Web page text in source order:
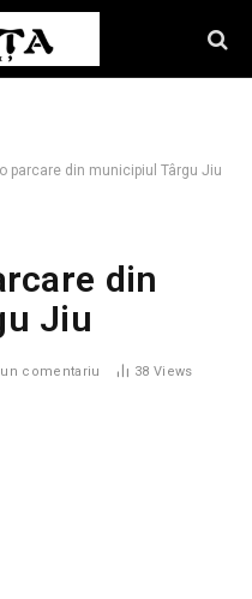
parcare din municipiul Târgu Jiu
din
Jiu
comentariu 38 Views